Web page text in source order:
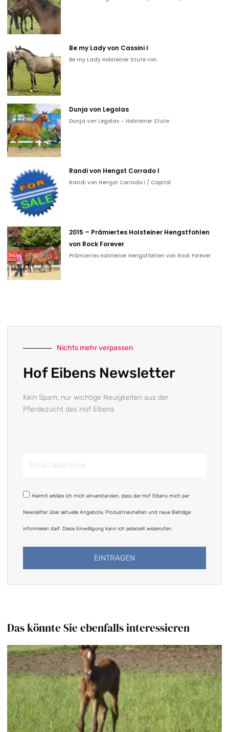
Be my Lady von Cassini I
Be my Lady Holsteiner Stute von
Dunja von Legolas
Dunja von Legolas – Holsteiner Stute
Randi von Hengst Corrado I
Randi von Hengst Corrado I / Capitol
2015 – Prämiertes Holsteiner Hengstfohlen
von Rock Forever
Prämiertes Holsteiner Hengstfohlen von Rock Forever
Nichts mehr verpassen
Hof Eibens Newsletter
Kein Spam, nur wichtige Neuigkeiten aus der
Pferdezucht des Hof Eibens
DSGVO
Hiermit erkläre ich mich einverstanden, dass der Hof Eibens mich per
Newsletter über aktuelle Angebote, Produktneuheiten und neue Beiträge
informieren darf. Diese Einwilligung kann ich jederzeit widerrufen.
EINTRAGEN
Das könnte Sie ebenfalls interessieren